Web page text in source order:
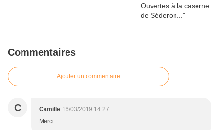
Commentaires
Ajouter un commentaire
C Camille 16/03/2019 14:27
Merci.